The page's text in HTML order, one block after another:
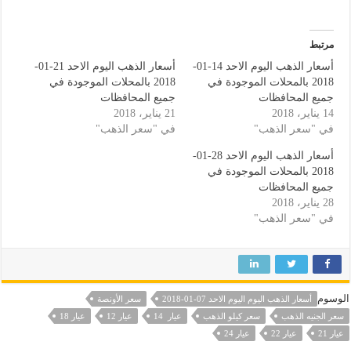
مرتبط
أسعار الذهب اليوم الاحد 14-01-
2018 بالمحلات الموجودة في
جميع المحافظات
14 يناير، 2018
في "سعر الذهب"
أسعار الذهب اليوم الاحد 21-01-
2018 بالمحلات الموجودة في
جميع المحافظات
21 يناير، 2018
في "سعر الذهب"
أسعار الذهب اليوم الاحد 28-01-
2018 بالمحلات الموجودة في
جميع المحافظات
28 يناير، 2018
في "سعر الذهب"
الوسوم أسعار الذهب اليوم اليوم الاحد 07-01-2018
سعر الأونصة
سعر الجنيه الذهب
سعر كيلو الذهب عيار 14 عيار 12
عيار 18
عيار 21
عيار 22 عيار 24